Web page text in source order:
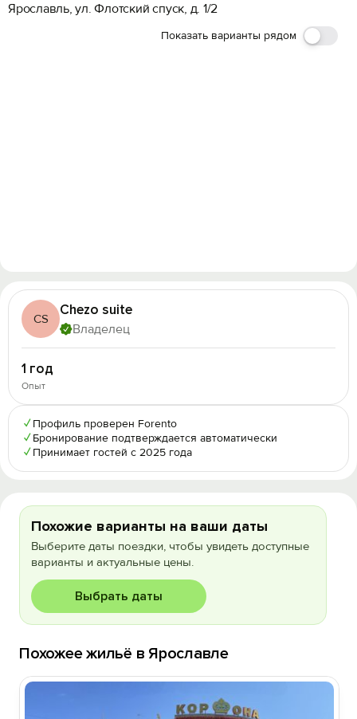
Ярославль, ул. Флотский спуск, д. 1/2
Показать варианты рядом
CS
Chezo suite
Владелец
1 год
Опыт
✓ Профиль проверен Forento
✓ Бронирование подтверждается автоматически
✓ Принимает гостей с 2025 года
Похожие варианты на ваши даты
Выберите даты поездки, чтобы увидеть доступные
варианты и актуальные цены.
Выбрать даты
Похожее жильё в Ярославле